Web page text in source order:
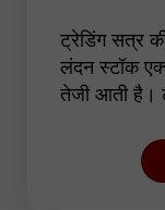
ट्रेडिंग सत्र
लंदन स्टॉक
तेजी आती है।
USD और